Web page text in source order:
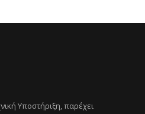
Υποστήριξη, παρέχει